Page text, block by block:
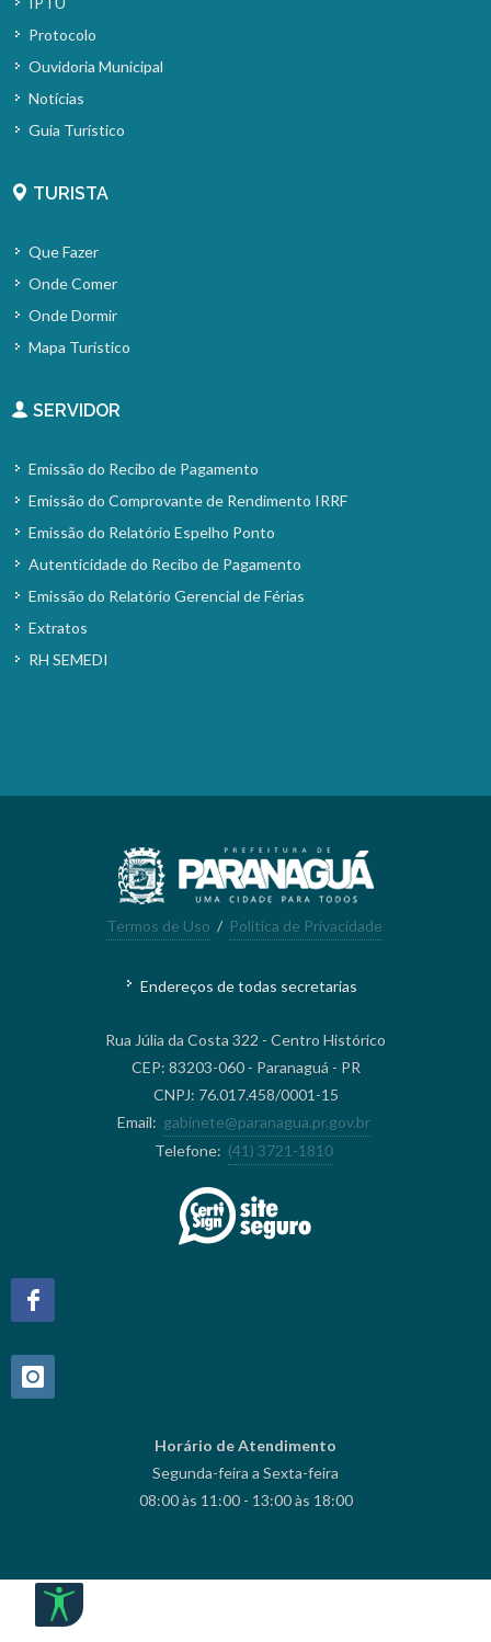
Protocolo
Ouvidoria Municipal
Notícias
Guia Turístico
TURISTA
Que Fazer
Onde Comer
Onde Dormir
Mapa Turístico
SERVIDOR
Emissão do Recibo de Pagamento
Emissão do Comprovante de Rendimento IRRF
Emissão do Relatório Espelho Ponto
Autenticidade do Recibo de Pagamento
Emissão do Relatório Gerencial de Férias
Extratos
RH SEMEDI
Termos de Uso / Política de Privacidade
Endereços de todas secretarias
Rua Júlia da Costa 322 - Centro Histórico
CEP: 83203-060 - Paranaguá - PR
CNPJ: 76.017.458/0001-15
Email: gabinete@paranagua.pr.gov.br
Telefone: (41) 3721-1810
Horário de Atendimento
Segunda-feira a Sexta-feira
08:00 às 11:00 - 13:00 às 18:00